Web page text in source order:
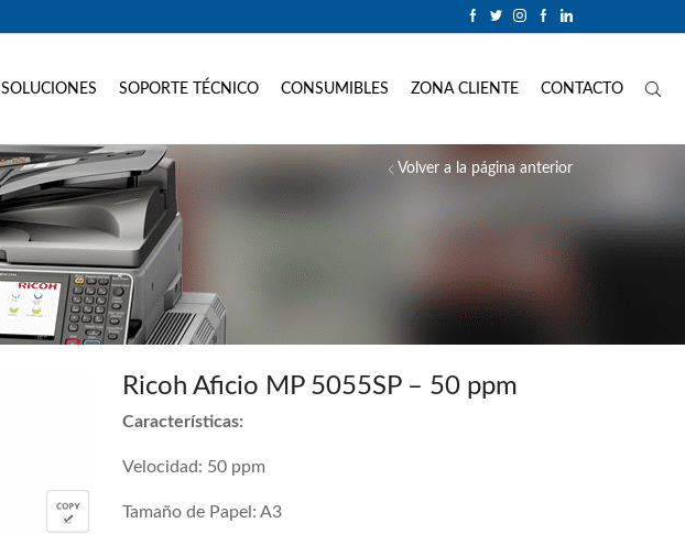
SOLUCIONES SOPORTE TÉCNICO CONSUMIBLES ZONA CLIENTE CONTACTO
Volver a la página anterior
Ricoh Aficio MP 5055SP – 50 ppm
Características:
Velocidad: 50 ppm
Tamaño de Papel: A3